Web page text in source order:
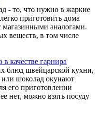
- то, что нужно в жаркие
приготовить дома
магазинными аналогами.
веществ, в том числе
качестве гарнира
блюд швейцарской кухни,
или шоколад окунают
его приготовлении
нет, можно взять посуду